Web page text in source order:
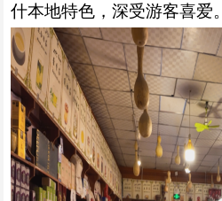
什本地特色，深受游客喜爱。